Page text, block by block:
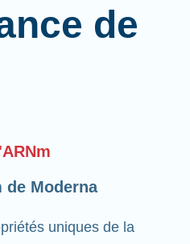
de
de Moderna
uniques de la